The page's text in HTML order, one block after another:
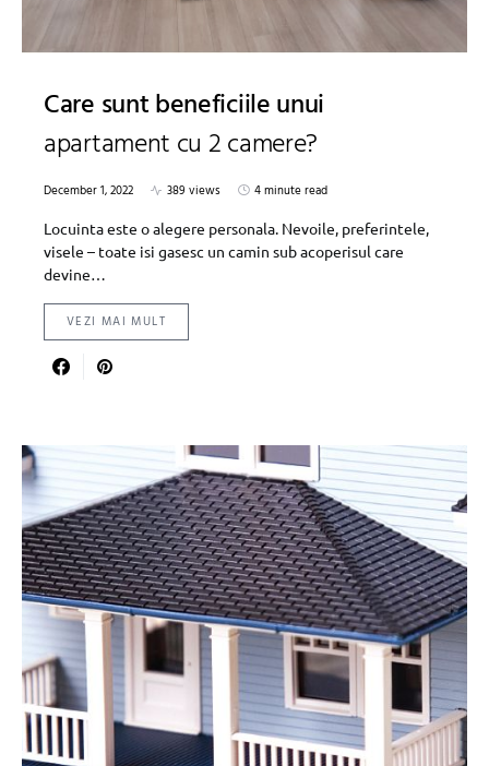
Care sunt beneficiile unui
apartament cu 2 camere?
December 1, 2022 389 views
4 minute read
Locuinta este o alegere personala. Nevoile, preferintele,
visele – toate isi gasesc un camin sub acoperisul care
devine…
VEZI MAI MULT